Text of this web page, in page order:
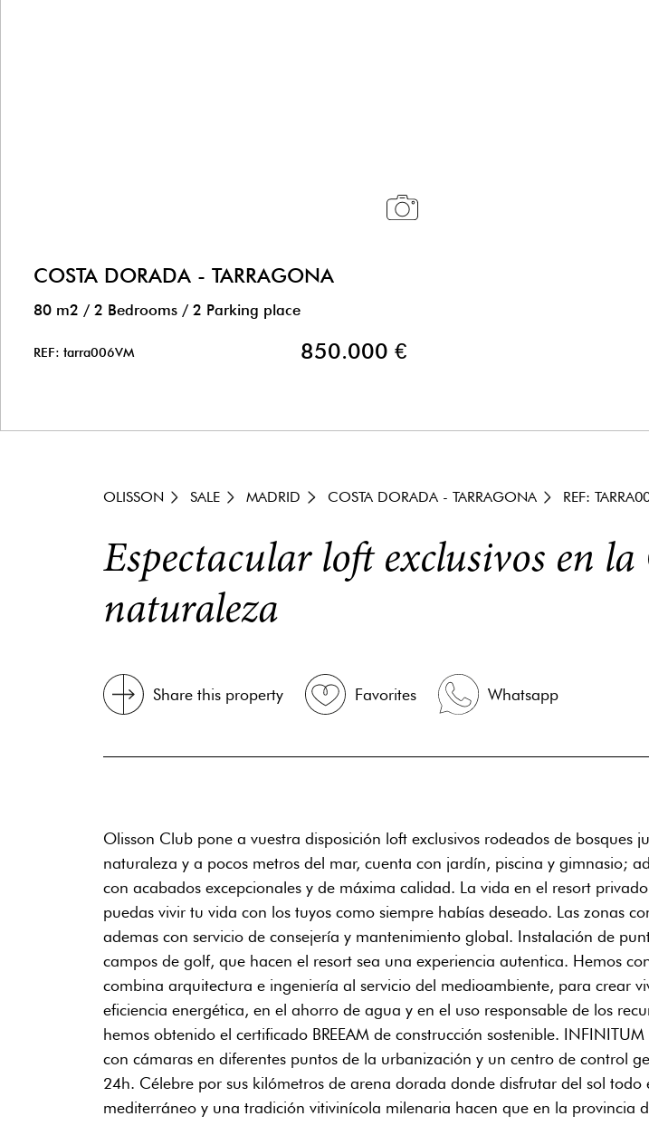
COSTA DORADA - TARRAGONA
80 m2 / 2 Bedrooms / 2 Parking place
REF: tarra006VM 850.000 €
OLISSON SALE MADRID COSTA DORADA - TARRAGONA REF:
Espectacular loft exclusivos en
naturaleza
Share this property Favorites Whatsapp
Olisson Club pone a vuestra disposición loft exclusivos rodeados de
naturaleza y a pocos metros del mar, cuenta con jardín, piscina y gimnasio;
con acabados excepcionales y de máxima calidad. La vida en el resort
puedas vivir tu vida con los tuyos como siempre habías deseado. Las zonas
ademas con servicio de consejería y mantenimiento global. Instalación de
campos de golf, que hacen el resort sea una experiencia autentica. Hemos
combina arquitectura e ingeniería al servicio del medioambiente, para crear
eficiencia energética, en el ahorro de agua y en el uso responsable de los
hemos obtenido el certificado BREEAM de construcción sostenible.
con cámaras en diferentes puntos de la urbanización y un centro de control
24h. Célebre por sus kilómetros de arena dorada donde disfrutar del sol
mediterráneo y una tradición vitivinícola milenaria hacen que en la provincia